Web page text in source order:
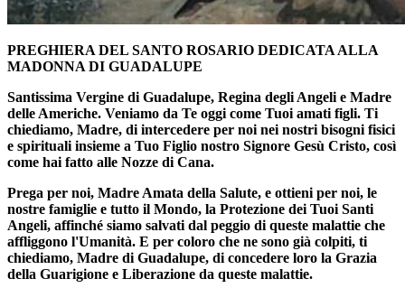
PREGHIERA DEL SANTO ROSARIO DEDICATA ALLA
MADONNA DI GUADALUPE
Santissima Vergine di Guadalupe, Regina degli Angeli e Madre
delle Americhe. Veniamo da Te oggi come Tuoi amati figli. Ti
chiediamo, Madre, di intercedere per noi nei nostri bisogni fisici
e spirituali insieme a Tuo Figlio nostro Signore Gesù Cristo, così
come hai fatto alle Nozze di Cana.
Prega per noi, Madre Amata della Salute, e ottieni per noi, le
nostre famiglie e tutto il Mondo, la Protezione dei Tuoi Santi
Angeli, affinché siamo salvati dal peggio di queste malattie che
affliggono l'Umanità. E per coloro che ne sono già colpiti, ti
chiediamo, Madre di Guadalupe, di concedere loro la Grazia
della Guarigione e Liberazione da queste malattie.